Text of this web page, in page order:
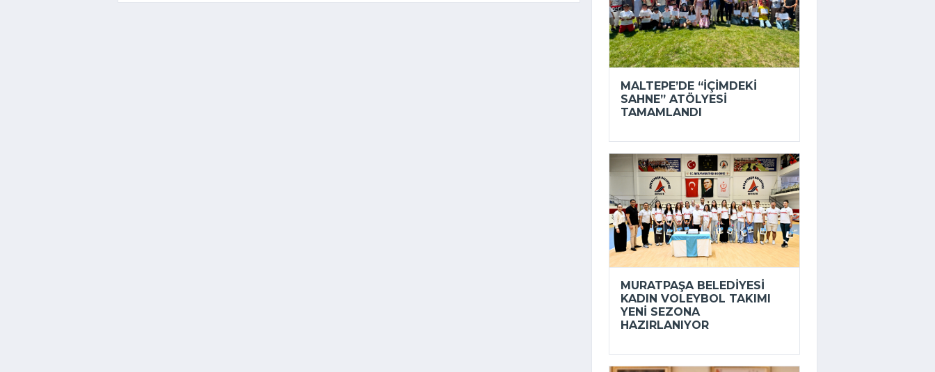
MALTEPE’DE “İÇIMDEKI
SAHNE” ATÖLYESI
TAMAMLANDI
MURATPAŞA BELEDIYESI
KADIN VOLEYBOL TAKIMI
YENI SEZONA
HAZIRLANIYOR